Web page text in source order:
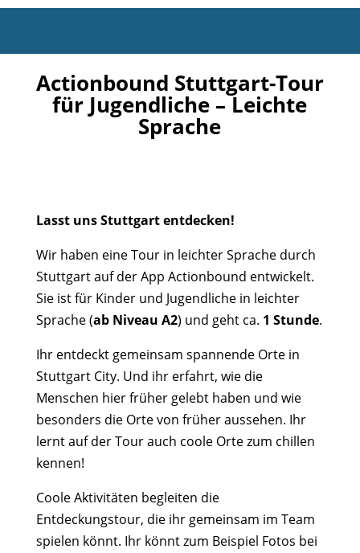
Actionbound Stuttgart-Tour
für Jugendliche – Leichte
Sprache
Lasst uns Stuttgart entdecken!
Wir haben eine Tour in leichter Sprache durch
Stuttgart auf der App Actionbound entwickelt.
Sie ist für Kinder und Jugendliche in leichter
Sprache (ab Niveau A2) und geht ca. 1 Stunde.
Ihr entdeckt gemeinsam spannende Orte in
Stuttgart City. Und ihr erfahrt, wie die
Menschen hier früher gelebt haben und wie
besonders die Orte von früher aussehen. Ihr
lernt auf der Tour auch coole Orte zum chillen
kennen!
Coole Aktivitäten begleiten die
Entdeckungstour, die ihr gemeinsam im Team
spielen könnt. Ihr könnt zum Beispiel Fotos bei